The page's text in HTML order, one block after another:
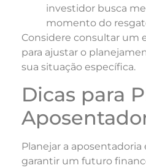
investidor busca
momento do
Considere consultar um
para ajustar o
sua situação específica.
Dicas para
Planejar a
garantir um futuro